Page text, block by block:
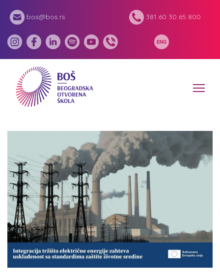
bos@bos.rs 381 60 30 65 800